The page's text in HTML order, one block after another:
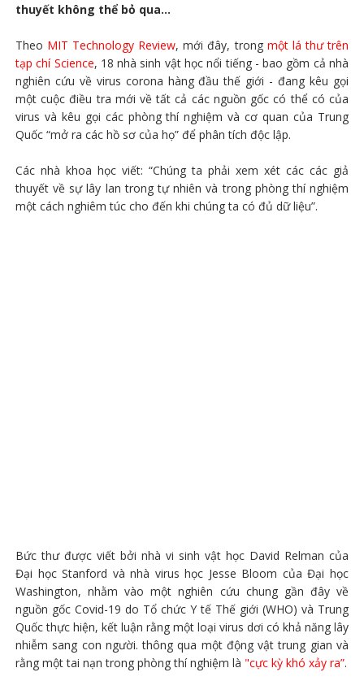
thuyết không thể bỏ qua...
Theo MIT Technology Review, mới đây, trong một lá thư trên
tạp chí Science, 18 nhà sinh vật học nổi tiếng - bao gồm cả nhà
nghiên cứu về virus corona hàng đầu thế giới - đang kêu gọi
một cuộc điều tra mới về tất cả các nguồn gốc có thể có của
virus và kêu gọi các phòng thí nghiệm và cơ quan của Trung
Quốc “mở ra các hồ sơ của họ” để phân tích độc lập.
Các nhà khoa học viết: “Chúng ta phải xem xét các các giả
thuyết về sự lây lan trong tự nhiên và trong phòng thí nghiệm
một cách nghiêm túc cho đến khi chúng ta có đủ dữ liệu”.
Bức thư được viết bởi nhà vi sinh vật học David Relman của
Đại học Stanford và nhà virus học Jesse Bloom của Đại học
Washington, nhằm vào một nghiên cứu chung gần đây về
nguồn gốc Covid-19 do Tổ chức Y tế Thế giới (WHO) và Trung
Quốc thực hiện, kết luận rằng một loại virus dơi có khả năng lây
nhiễm sang con người. thông qua một động vật trung gian và
rằng một tai nạn trong phòng thí nghiệm là "cực kỳ khó xảy ra”.